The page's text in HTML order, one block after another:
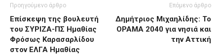
Προηγούμενο άρθρο
Επίσκεψη της βουλευτή
του ΣΥΡΙΖΑ-ΠΣ Ημαθίας
Φρόσως Καρασαρλίδου
στον ΕΛΓΑ Ημαθίας
Επόμενο άρθρο
Δημήτριος Μιχαηλίδης: Το
ΟΡΑΜΑ 2040 για νησιά και
την Αττική